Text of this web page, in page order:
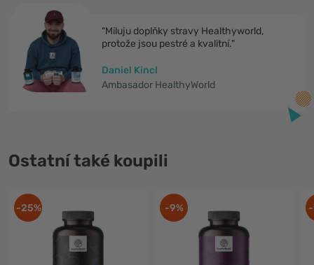
"Miluju doplňky stravy Healthyworld,
protože jsou pestré a kvalitní."
Daniel Kincl
Ambasador HealthyWorld
Ostatní také koupili
-25% -9%